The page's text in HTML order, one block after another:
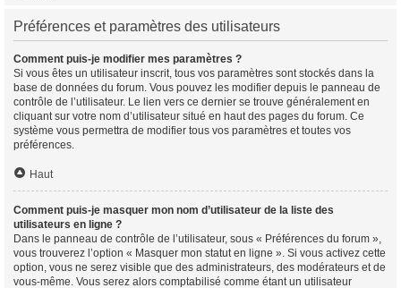
Préférences et paramètres des utilisateurs
Comment puis-je modifier mes paramètres ?
Si vous êtes un utilisateur inscrit, tous vos paramètres sont stockés dans la
base de données du forum. Vous pouvez les modifier depuis le panneau de
contrôle de l’utilisateur. Le lien vers ce dernier se trouve généralement en
cliquant sur votre nom d’utilisateur situé en haut des pages du forum. Ce
système vous permettra de modifier tous vos paramètres et toutes vos
préférences.
Haut
Comment puis-je masquer mon nom d’utilisateur de la liste des
utilisateurs en ligne ?
Dans le panneau de contrôle de l’utilisateur, sous « Préférences du forum »,
vous trouverez l’option « Masquer mon statut en ligne ». Si vous activez cette
option, vous ne serez visible que des administrateurs, des modérateurs et de
vous-même. Vous serez alors comptabilisé comme étant un utilisateur